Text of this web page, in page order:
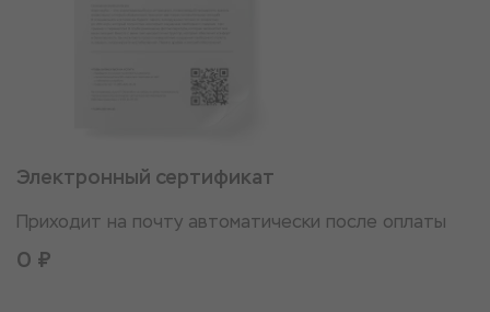
Электронный сертификат
Приходит на почту автоматически после оплаты
0 ₽